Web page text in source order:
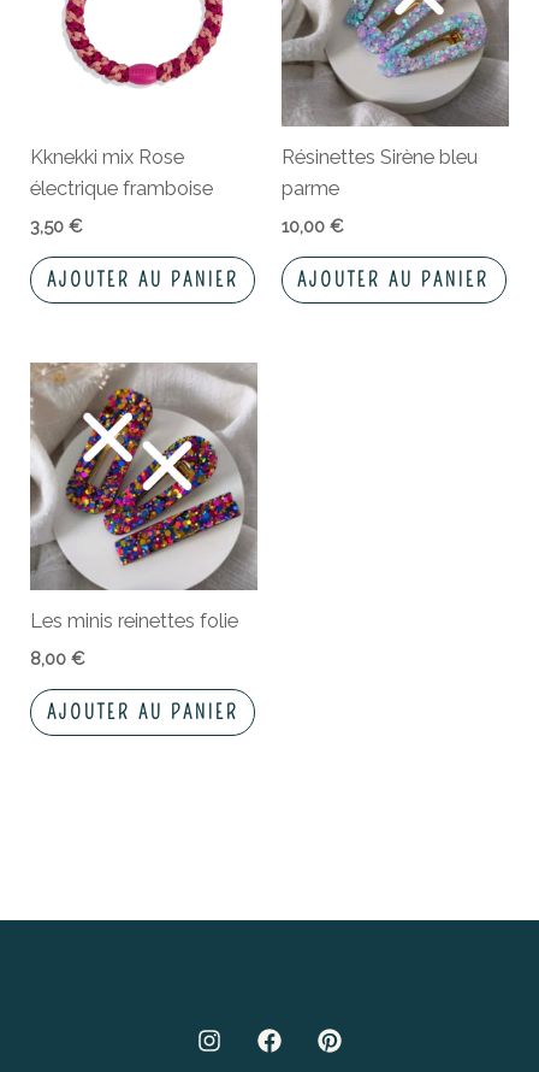
Kknekki mix Rose
électrique framboise
3,50€
AJOUTER AU PANIER
Résinettes Sirène bleu
parme
10,00 €
AJOUTER AU PANIER
Les minis reinettes folie
8,00€
AJOUTER AU PANIER